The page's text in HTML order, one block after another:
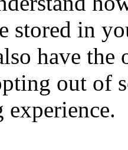
stored in
have
out of